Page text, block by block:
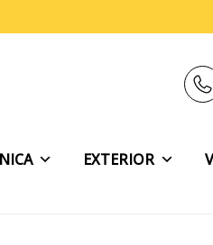
EXTERIOR